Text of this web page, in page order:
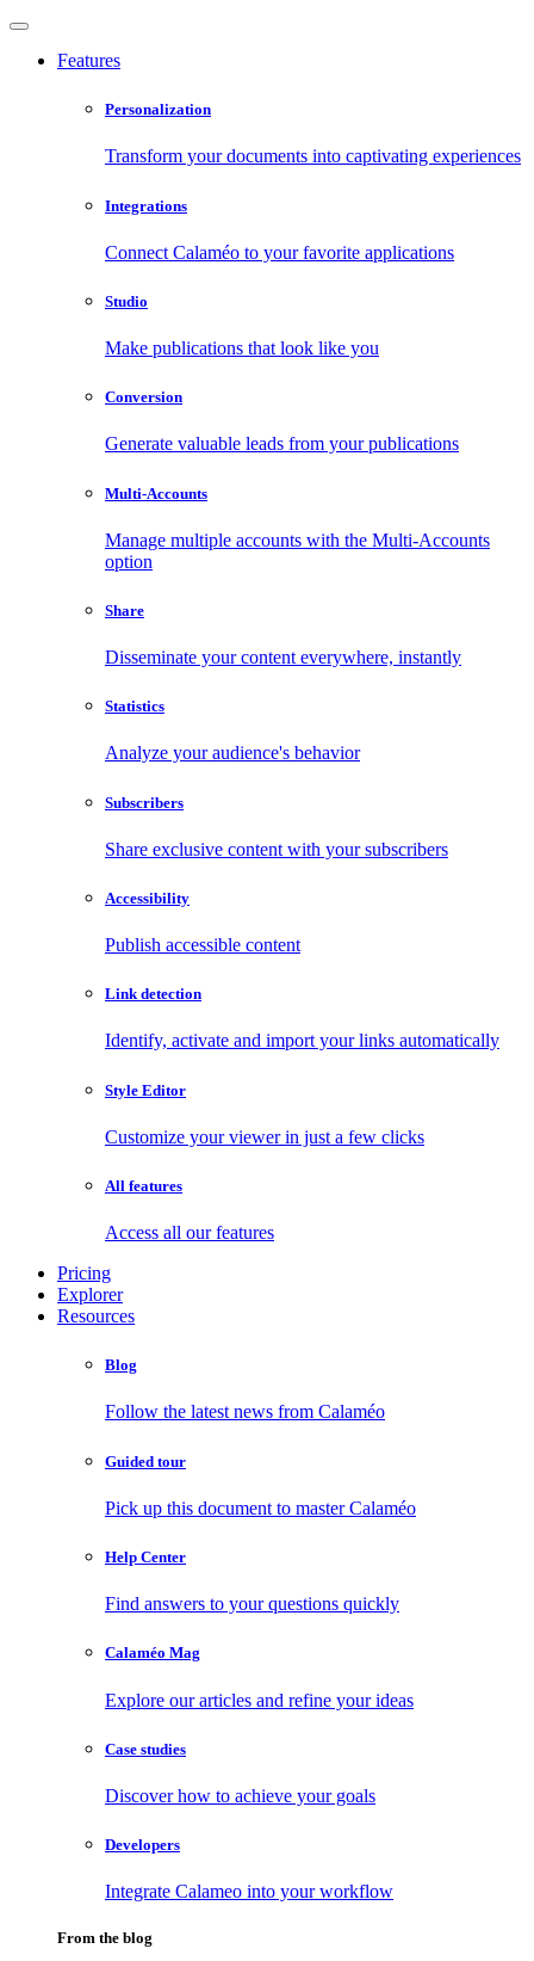
Features
Personalization
Transform your documents into captivating experiences
Integrations
Connect Calaméo to your favorite applications
Studio
Make publications that look like you
Conversion
Generate valuable leads from your publications
Multi-Accounts
Manage multiple accounts with the Multi-Accounts
option
Share
Disseminate your content everywhere, instantly
Statistics
Analyze your audience's behavior
Subscribers
Share exclusive content with your subscribers
Accessibility
Publish accessible content
Link detection
Identify, activate and import your links automatically
Style Editor
Customize your viewer in just a few clicks
All features
Access all our features
Pricing
Explorer
Resources
Blog
Follow the latest news from Calaméo
Guided tour
Pick up this document to master Calaméo
Help Center
Find answers to your questions quickly
Calaméo Mag
Explore our articles and refine your ideas
Case studies
Discover how to achieve your goals
Developers
Integrate Calameo into your workflow
From the blog